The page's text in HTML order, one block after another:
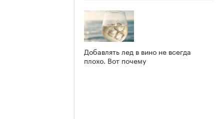
Добавлять лед в вино не всегда
плохо. Вот почему